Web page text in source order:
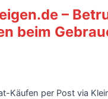
–
beim
Käufen per Post via